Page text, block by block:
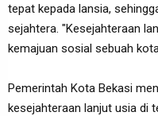
tepat kepada lansia,
sejahtera. "Kesejahteraan
kemajuan sosial sebuah
Pemerintah Kota Bekasi
kesejahteraan lanjut usia di